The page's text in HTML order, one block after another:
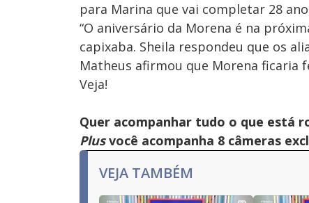
para Marina que vai completar 28
“O aniversário da Morena é na
capixaba. Sheila respondeu que os
Matheus afirmou que Morena ficaria
Veja!
Quer acompanhar tudo o que está
Plusvocê acompanha 8 câmeras
VEJA TAMBÉM